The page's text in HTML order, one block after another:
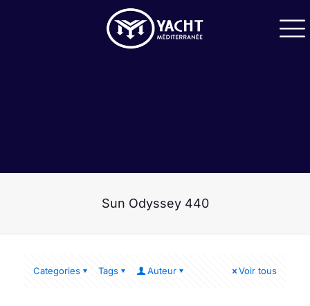
Sun Odyssey 440
Categories Tags Auteur Voir tous